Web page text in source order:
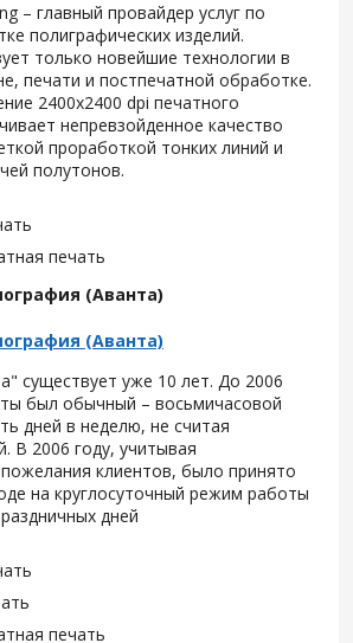
– главный провайдер услуг по
полиграфических изделий.
только новейшие технологии в
печати и постпечатной обработке.
2400x2400 dpi печатного
непревзойденное качество
проработкой тонких линий и
полутонов.
печать
(Аванта)
(Аванта)
существует уже 10 лет. До 2006
был обычный – восьмичасовой
дней в неделю, не считая
В 2006 году, учитывая
клиентов, было принято
на круглосуточный режим работы
дней
печать